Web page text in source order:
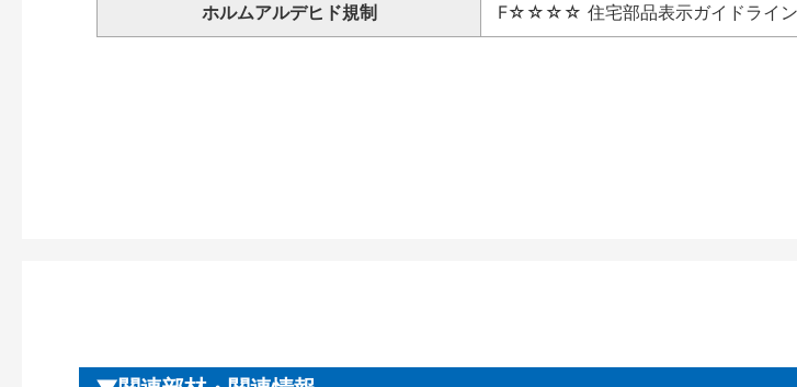
ホルムアルデヒド規制 F☆☆☆☆ 住宅部品表示ガイドライン